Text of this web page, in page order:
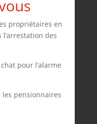
propriétaires en
l’arrestation des
pour l’alarme
les pensionnaires